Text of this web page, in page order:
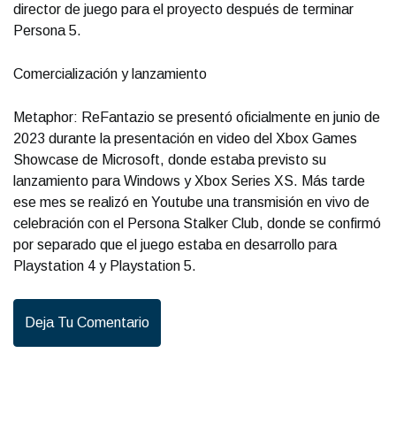
director de juego para el proyecto después de terminar
Persona 5.
Comercialización y lanzamiento
Metaphor: ReFantazio se presentó oficialmente en junio de
2023 durante la presentación en video del Xbox Games
Showcase de Microsoft, donde estaba previsto su
lanzamiento para Windows y Xbox Series XS. Más tarde
ese mes se realizó en Youtube una transmisión en vivo de
celebración con el Persona Stalker Club, donde se confirmó
por separado que el juego estaba en desarrollo para
Playstation 4 y Playstation 5.
Deja Tu Comentario